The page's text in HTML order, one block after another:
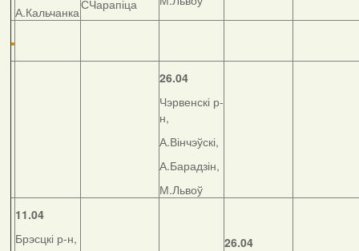
А.КальчанкаСЧарапіца
26.04
Чэрвенскі р-
н,
А.Вінчэўскі,
А.Барадзін,
М.Львоў
11.04
Брэсцкі р-н,
26.04